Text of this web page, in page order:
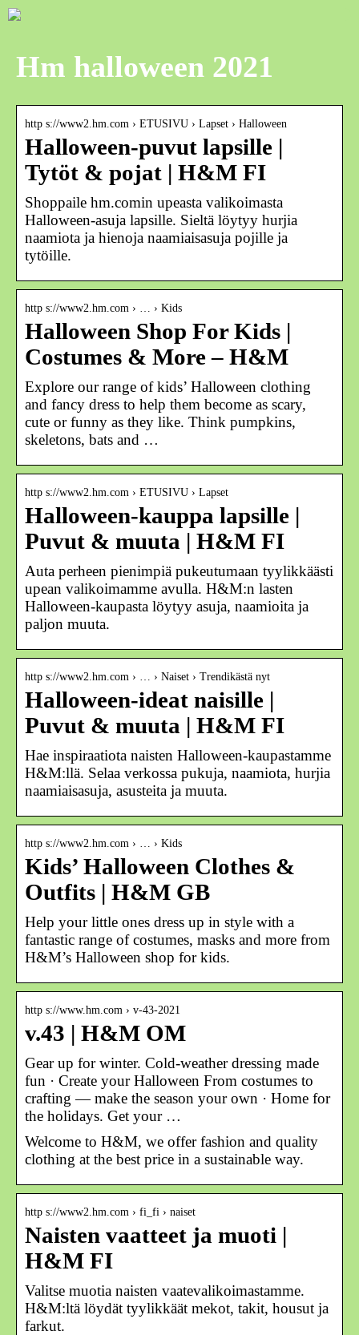
Hm halloween 2021
http s://www2.hm.com › ETUSIVU › Lapset › Halloween
Halloween-puvut lapsille |
Tytöt & pojat | H&M FI
Shoppaile hm.comin upeasta valikoimasta
Halloween-asuja lapsille. Sieltä löytyy hurjia
naamiota ja hienoja naamiaisasuja pojille ja
tytöille.
http s://www2.hm.com › … › Kids
Halloween Shop For Kids |
Costumes & More – H&M
Explore our range of kids’ Halloween clothing
and fancy dress to help them become as scary,
cute or funny as they like. Think pumpkins,
skeletons, bats and …
http s://www2.hm.com › ETUSIVU › Lapset
Halloween-kauppa lapsille |
Puvut & muuta | H&M FI
Auta perheen pienimpiä pukeutumaan tyylikkäästi
upean valikoimamme avulla. H&M:n lasten
Halloween-kaupasta löytyy asuja, naamioita ja
paljon muuta.
http s://www2.hm.com › … › Naiset › Trendikästä nyt
Halloween-ideat naisille |
Puvut & muuta | H&M FI
Hae inspiraatiota naisten Halloween-kaupastamme
H&M:llä. Selaa verkossa pukuja, naamiota, hurjia
naamiaisasuja, asusteita ja muuta.
http s://www2.hm.com › … › Kids
Kids’ Halloween Clothes &
Outfits | H&M GB
Help your little ones dress up in style with a
fantastic range of costumes, masks and more from
H&M’s Halloween shop for kids.
http s://www.hm.com › v-43-2021
v.43 | H&M OM
Gear up for winter. Cold-weather dressing made
fun · Create your Halloween From costumes to
crafting — make the season your own · Home for
the holidays. Get your …
Welcome to H&M, we offer fashion and quality
clothing at the best price in a sustainable way.
http s://www2.hm.com › fi_fi › naiset
Naisten vaatteet ja muoti |
H&M FI
Valitse muotia naisten vaatevalikoimastamme.
H&M:ltä löydät tyylikkäät mekot, takit, housut ja
farkut.